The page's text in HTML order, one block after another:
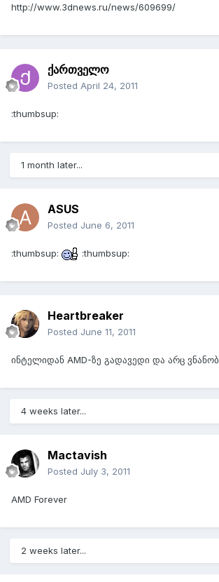
http://www.3dnews.ru/news/609699/
ქართველო
Posted April 24, 2011
:thumbsup:
1 month later...
ASUS
Posted June 6, 2011
:thumbsup: :thumbsup:
Heartbreaker
Posted June 11, 2011
ინტელიდან AMD-ზე გადავედი და არც ვნანობ
4 weeks later...
Mactavish
Posted July 3, 2011
AMD Forever
2 weeks later...